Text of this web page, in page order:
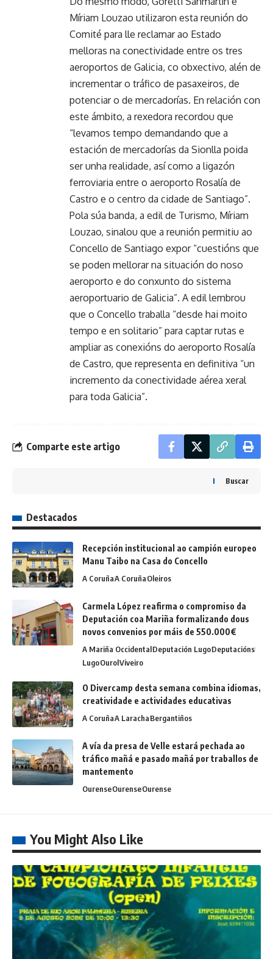
Míriam Louzao utilizaron esta reunión do
Comité para lle reclamar ao Estado
melloras na conectividade entre os tres
aeroportos de Galicia, co obxectivo, alén de
incrementar o tráfico de pasaxeiros, de
potenciar o de mercadorías. En relación con
este ámbito, a rexedora recordou que
“levamos tempo demandando que a
estación de mercadorías da Sionlla poida
ser unha realidade, así como a ligazón
ferroviaria entre o aeroporto Rosalía de
Castro e o centro da cidade de Santiago”.
Pola súa banda, a edil de Turismo, Míriam
Louzao, sinalou que a reunión permitiu ao
Concello de Santiago expor “cuestións que
se poden mellorar na situación do noso
aeroporto e do conxunto do sistema
aeroportuario de Galicia”. A edil lembrou
que o Concello traballa “desde hai moito
tempo e en solitario” para captar rutas e
ampliar as conexións do aeroporto Rosalía
de Castro, que representa en definitiva “un
incremento da conectividade aérea xeral
para toda Galicia”.
Comparte este artigo
Buscar
Destacados
Recepción institucional ao campión europeo
Manu Taibo na Casa do Concello
A CoruñaA CoruñaOleiros
Carmela López reafirma o compromiso da
Deputación coa Mariña formalizando dous
novos convenios por máis de 550.000€
A Mariña OccidentalDeputación LugoDeputacións
LugoOurolViveiro
O Divercamp desta semana combina idiomas,
creatividade e actividades educativas
A CoruñaA LarachaBergantiños
A vía da presa de Velle estará pechada ao
tráfico mañá e pasado mañá por traballos de
mantemento
OurenseOurenseOurense
You Might Also Like